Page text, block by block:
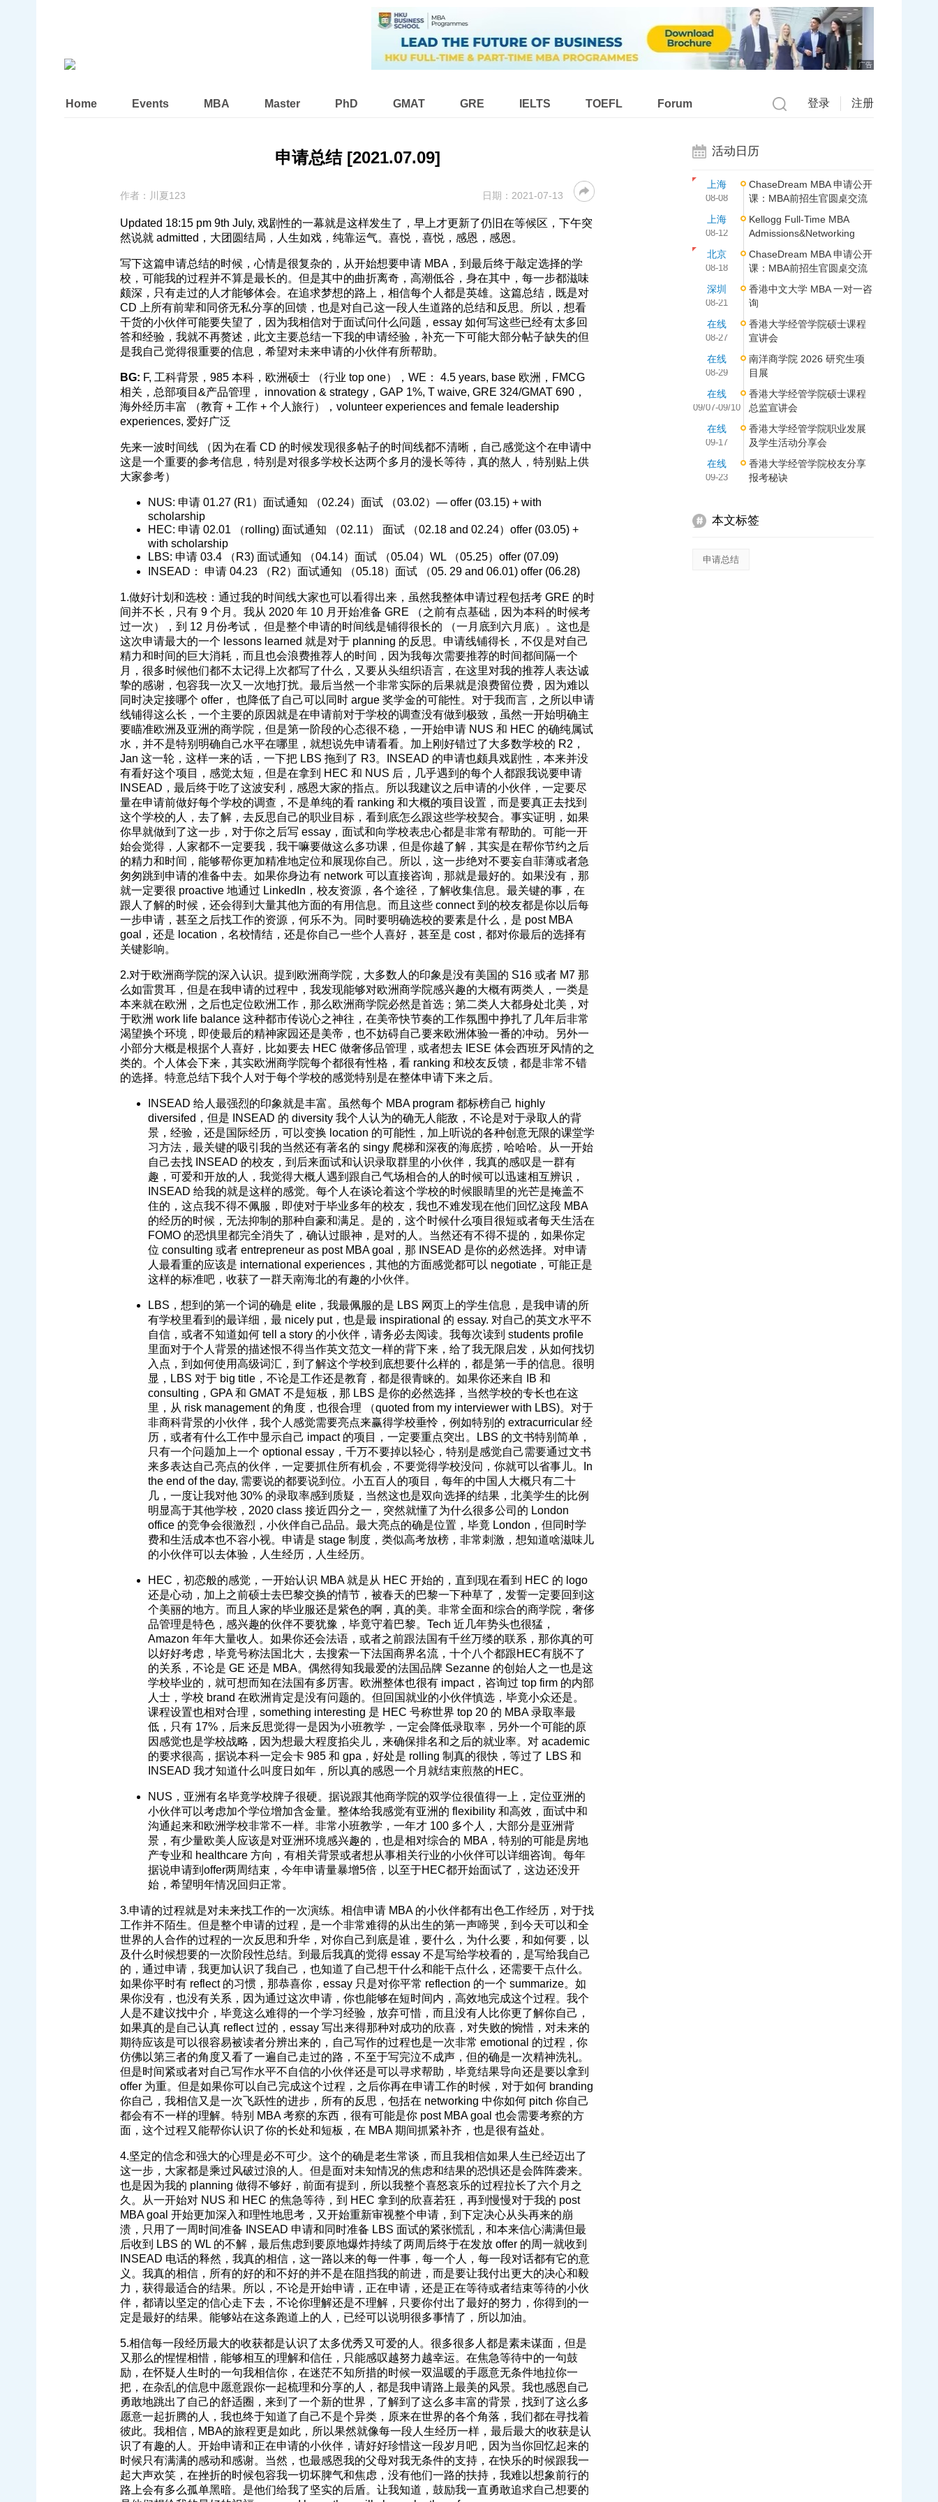
广告
Home Events MBA Master PhD GMAT GRE IELTS TOEFL Forum 登录 注册
申请总结 [2021.07.09]
作者： 川夏123 日期： 2021-07-13
Updated 18:15 pm 9th July, 戏剧性的一幕就是这样发生了，早上才更新了仍旧在等候区，下午突
然说就 admitted，大团圆结局，人生如戏，纯靠运气。喜悦，喜悦，感恩，感恩。
写下这篇申请总结的时候，心情是很复杂的，从开始想要申请 MBA，到最后终于敲定选择的学
校，可能我的过程并不算是最长的。但是其中的曲折离奇，高潮低谷，身在其中，每一步都滋味
颇深，只有走过的人才能够体会。在追求梦想的路上，相信每个人都是英雄。这篇总结，既是对
CD 上所有前辈和同侪无私分享的回馈，也是对自己这一段人生道路的总结和反思。所以，想看
干货的小伙伴可能要失望了，因为我相信对于面试问什么问题，essay 如何写这些已经有太多回
答和经验，我就不再赘述，此文主要总结一下我的申请经验，补充一下可能大部分帖子缺失的但
是我自己觉得很重要的信息，希望对未来申请的小伙伴有所帮助。
BG: F, 工科背景，985 本科，欧洲硕士 （行业 top one），WE： 4.5 years, base 欧洲，FMCG
相关，总部项目&产品管理， innovation & strategy，GAP 1%, T waive, GRE 324/GMAT 690，
海外经历丰富 （教育 + 工作 + 个人旅行），volunteer experiences and female leadership
experiences, 爱好广泛
先来一波时间线 （因为在看 CD 的时候发现很多帖子的时间线都不清晰，自己感觉这个在申请中
这是一个重要的参考信息，特别是对很多学校长达两个多月的漫长等待，真的熬人，特别贴上供
大家参考）
NUS: 申请 01.27 (R1）面试通知 （02.24）面试 （03.02）— offer (03.15) + with
scholarship
HEC: 申请 02.01 （rolling) 面试通知 （02.11） 面试 （02.18 and 02.24）offer (03.05) +
with scholarship
LBS: 申请 03.4 （R3) 面试通知 （04.14）面试 （05.04）WL （05.25）offer (07.09)
INSEAD： 申请 04.23 （R2）面试通知 （05.18）面试 （05. 29 and 06.01) offer (06.28)
1.做好计划和选校：通过我的时间线大家也可以看得出来，虽然我整体申请过程包括考 GRE 的时
间并不长，只有 9 个月。我从 2020 年 10 月开始准备 GRE （之前有点基础，因为本科的时候考
过一次），到 12 月份考试， 但是整个申请的时间线是铺得很长的 （一月底到六月底）。这也是
这次申请最大的一个 lessons learned 就是对于 planning 的反思。申请线铺得长，不仅是对自己
精力和时间的巨大消耗，而且也会浪费推荐人的时间，因为我每次需要推荐的时间都间隔一个
月，很多时候他们都不太记得上次都写了什么，又要从头组织语言，在这里对我的推荐人表达诚
挚的感谢，包容我一次又一次地打扰。最后当然一个非常实际的后果就是浪费留位费，因为难以
同时决定接哪个 offer， 也降低了自己可以同时 argue 奖学金的可能性。对于我而言，之所以申请
线铺得这么长，一个主要的原因就是在申请前对于学校的调查没有做到极致，虽然一开始明确主
要瞄准欧洲及亚洲的商学院，但是第一阶段的心态很不稳，一开始申请 NUS 和 HEC 的确纯属试
水，并不是特别明确自己水平在哪里，就想说先申请看看。加上刚好错过了大多数学校的 R2，
Jan 这一轮，这样一来的话，一下把 LBS 拖到了 R3。INSEAD 的申请也颇具戏剧性，本来并没
有看好这个项目，感觉太短，但是在拿到 HEC 和 NUS 后，几乎遇到的每个人都跟我说要申请
INSEAD，最后终于吃了这波安利，感恩大家的指点。所以我建议之后申请的小伙伴，一定要尽
量在申请前做好每个学校的调查，不是单纯的看 ranking 和大概的项目设置，而是要真正去找到
这个学校的人，去了解，去反思自己的职业目标，看到底怎么跟这些学校契合。事实证明，如果
你早就做到了这一步，对于你之后写 essay，面试和向学校表忠心都是非常有帮助的。可能一开
始会觉得，人家都不一定要我，我干嘛要做这么多功课，但是你越了解，其实是在帮你节约之后
的精力和时间，能够帮你更加精准地定位和展现你自己。所以，这一步绝对不要妄自菲薄或者急
匆匆跳到申请的准备中去。如果你身边有 network 可以直接咨询，那就是最好的。如果没有，那
就一定要很 proactive 地通过 LinkedIn，校友资源，各个途径，了解收集信息。最关键的事，在
跟人了解的时候，还会得到大量其他方面的有用信息。而且这些 connect 到的校友都是你以后每
一步申请，甚至之后找工作的资源，何乐不为。同时要明确选校的要素是什么，是 post MBA
goal，还是 location，名校情结，还是你自己一些个人喜好，甚至是 cost，都对你最后的选择有
关键影响。
2.对于欧洲商学院的深入认识。提到欧洲商学院，大多数人的印象是没有美国的 S16 或者 M7 那
么如雷贯耳，但是在我申请的过程中，我发现能够对欧洲商学院感兴趣的大概有两类人，一类是
本来就在欧洲，之后也定位欧洲工作，那么欧洲商学院必然是首选；第二类人大都身处北美，对
于欧洲 work life balance 这种都市传说心之神往，在美帝快节奏的工作氛围中挣扎了几年后非常
渴望换个环境，即使最后的精神家园还是美帝，也不妨碍自己要来欧洲体验一番的冲动。另外一
小部分大概是根据个人喜好，比如要去 HEC 做奢侈品管理，或者想去 IESE 体会西班牙风情的之
类的。个人体会下来，其实欧洲商学院每个都很有性格，看 ranking 和校友反馈，都是非常不错
的选择。特意总结下我个人对于每个学校的感觉特别是在整体申请下来之后。
INSEAD 给人最强烈的印象就是丰富。虽然每个 MBA program 都标榜自己 highly
diversifed，但是 INSEAD 的 diversity 我个人认为的确无人能敌，不论是对于录取人的背
景，经验，还是国际经历，可以变换 location 的可能性，加上听说的各种创意无限的课堂学
习方法，最关键的吸引我的当然还有著名的 singy 爬梯和深夜的海底捞，哈哈哈。从一开始
自己去找 INSEAD 的校友，到后来面试和认识录取群里的小伙伴，我真的感叹是一群有
趣，可爱和开放的人，我觉得大概人遇到跟自己气场相合的人的时候可以迅速相互辨识，
INSEAD 给我的就是这样的感觉。每个人在谈论着这个学校的时候眼睛里的光芒是掩盖不
住的，这点我不得不佩服，即使对于毕业多年的校友，我也不难发现在他们回忆这段 MBA
的经历的时候，无法抑制的那种自豪和满足。是的，这个时候什么项目很短或者每天生活在
FOMO 的恐惧里都完全消失了，确认过眼神，是对的人。当然还有不得不提的，如果你定
位 consulting 或者 entrepreneur as post MBA goal，那 INSEAD 是你的必然选择。对申请
人最看重的应该是 international experiences，其他的方面感觉都可以 negotiate，可能正是
这样的标准吧，收获了一群天南海北的有趣的小伙伴。
LBS，想到的第一个词的确是 elite，我最佩服的是 LBS 网页上的学生信息，是我申请的所
有学校里看到的最详细，最 nicely put，也是最 inspirational 的 essay. 对自己的英文水平不
自信，或者不知道如何 tell a story 的小伙伴，请务必去阅读。我每次读到 students profile
里面对于个人背景的描述恨不得当作英文范文一样的背下来，给了我无限启发，从如何找切
入点，到如何使用高级词汇，到了解这个学校到底想要什么样的，都是第一手的信息。很明
显，LBS 对于 big title，不论是工作还是教育，都是很青睐的。如果你还来自 IB 和
consulting，GPA 和 GMAT 不是短板，那 LBS 是你的必然选择，当然学校的专长也在这
里，从 risk management 的角度，也很合理 （quoted from my interviewer with LBS)。对于
非商科背景的小伙伴，我个人感觉需要亮点来赢得学校垂怜，例如特别的 extracurricular 经
历，或者有什么工作中显示自己 impact 的项目，一定要重点突出。LBS 的文书特别简单，
只有一个问题加上一个 optional essay，千万不要掉以轻心，特别是感觉自己需要通过文书
来多表达自己亮点的伙伴，一定要抓住所有机会，不要觉得学校没问，你就可以省事儿。In
the end of the day, 需要说的都要说到位。小五百人的项目，每年的中国人大概只有二十
几，一度让我对他 30% 的录取率感到质疑，当然这也是双向选择的结果，北美学生的比例
明显高于其他学校，2020 class 接近四分之一，突然就懂了为什么很多公司的 London
office 的竞争会很激烈，小伙伴自己品品。最大亮点的确是位置，毕竟 London，但同时学
费和生活成本也不容小视。申请是 stage 制度，类似高考放榜，非常刺激，想知道啥滋味儿
的小伙伴可以去体验，人生经历，人生经历。
HEC，初恋般的感觉，一开始认识 MBA 就是从 HEC 开始的，直到现在看到 HEC 的 logo
还是心动，加上之前硕士去巴黎交换的情节，被春天的巴黎一下种草了，发誓一定要回到这
个美丽的地方。而且人家的毕业服还是紫色的啊，真的美。非常全面和综合的商学院，奢侈
品管理是特色，感兴趣的伙伴不要犹豫，毕竟守着巴黎。Tech 近几年势头也很猛，
Amazon 年年大量收人。如果你还会法语，或者之前跟法国有千丝万缕的联系，那你真的可
以好好考虑，毕竟号称法国北大，去搜索一下法国商界名流，十个八个都跟HEC有脱不了
的关系，不论是 GE 还是 MBA。偶然得知我最爱的法国品牌 Sezanne 的创始人之一也是这
学校毕业的，就可想而知在法国有多厉害。欧洲整体也很有 impact，咨询过 top firm 的内部
人士，学校 brand 在欧洲肯定是没有问题的。但回国就业的小伙伴慎选，毕竟小众还是。
课程设置也相对合理，something interesting 是 HEC 号称世界 top 20 的 MBA 录取率最
低，只有 17%，后来反思觉得一是因为小班教学，一定会降低录取率，另外一个可能的原
因感觉也是学校战略，因为想最大程度掐尖儿，来确保排名和之后的就业率。对 academic
的要求很高，据说本科一定会卡 985 和 gpa，好处是 rolling 制真的很快，等过了 LBS 和
INSEAD 我才知道什么叫度日如年，所以真的感恩一个月就结束煎熬的HEC。
NUS，亚洲有名毕竟学校牌子很硬。据说跟其他商学院的双学位很值得一上，定位亚洲的
小伙伴可以考虑加个学位增加含金量。整体给我感觉有亚洲的 flexibility 和高效，面试中和
沟通起来和欧洲学校非常不一样。非常小班教学，一年才 100 多个人，大部分是亚洲背
景，有少量欧美人应该是对亚洲环境感兴趣的，也是相对综合的 MBA，特别的可能是房地
产专业和 healthcare 方向，有相关背景或者想从事相关行业的小伙伴可以详细咨询。每年
据说申请到offer两周结束，今年申请量暴增5倍，以至于HEC都开始面试了，这边还没开
始，希望明年情况回归正常。
3.申请的过程就是对未来找工作的一次演练。相信申请 MBA 的小伙伴都有出色工作经历，对于找
工作并不陌生。但是整个申请的过程，是一个非常难得的从出生的第一声啼哭，到今天可以和全
世界的人合作的过程的一次反思和升华，对你自己到底是谁，要什么，为什么要，和如何要，以
及什么时候想要的一次阶段性总结。到最后我真的觉得 essay 不是写给学校看的，是写给我自己
的，通过申请，我更加认识了我自己，也知道了自己想干什么和能干点什么，还需要干点什么。
如果你平时有 reflect 的习惯，那恭喜你，essay 只是对你平常 reflection 的一个 summarize。如
果你没有，也没有关系，因为通过这次申请，你也能够在短时间内，高效地完成这个过程。我个
人是不建议找中介，毕竟这么难得的一个学习经验，放弃可惜，而且没有人比你更了解你自己，
如果真的是自己认真 reflect 过的，essay 写出来得那种对成功的欣喜，对失败的惋惜，对未来的
期待应该是可以很容易被读者分辨出来的，自己写作的过程也是一次非常 emotional 的过程，你
仿佛以第三者的角度又看了一遍自己走过的路，不至于写完泣不成声，但的确是一次精神洗礼。
但是时间紧或者对自己写作水平不自信的小伙伴还是可以寻求帮助，毕竟结果导向还是要以拿到
offer 为重。但是如果你可以自己完成这个过程，之后你再在申请工作的时候，对于如何 branding
你自己，我相信又是一次飞跃性的进步，所有的反思，包括在 networking 中你如何 pitch 你自己
都会有不一样的理解。特别 MBA 考察的东西，很有可能是你 post MBA goal 也会需要考察的方
面，这个过程又能帮你认识了你的长处和短板，在 MBA 期间抓紧补齐，也是很有益处。
4.坚定的信念和强大的心理是必不可少。这个的确是老生常谈，而且我相信如果人生已经迈出了
这一步，大家都是乘过风破过浪的人。但是面对未知情况的焦虑和结果的恐惧还是会阵阵袭来。
也是因为我的 planning 做得不够好，前面有提到，所以我整个喜怒哀乐的过程拉长了六个月之
久。从一开始对 NUS 和 HEC 的焦急等待，到 HEC 拿到的欣喜若狂，再到慢慢对于我的 post
MBA goal 开始更加深入和理性地思考，又开始重新审视整个申请，到下定决心从头再来的崩
溃，只用了一周时间准备 INSEAD 申请和同时准备 LBS 面试的紧张慌乱，和本来信心满满但最
后收到 LBS 的 WL 的不解，最后焦虑到要原地爆炸持续了两周后终于在发放 offer 的周一就收到
INSEAD 电话的释然，我真的相信，这一路以来的每一件事，每一个人，每一段对话都有它的意
义。我真的相信，所有的好的和不好的并不是在阻挡我的前进，而是要让我付出更大的决心和毅
力，获得最适合的结果。所以，不论是开始申请，正在申请，还是正在等待或者结束等待的小伙
伴，都请以坚定的信心走下去，不论你理解还是不理解，只要你付出了最好的努力，你得到的一
定是最好的结果。能够站在这条跑道上的人，已经可以说明很多事情了，所以加油。
5.相信每一段经历最大的收获都是认识了太多优秀又可爱的人。很多很多人都是素未谋面，但是
又那么的惺惺相惜，能够相互的理解和信任，只能感叹越努力越幸运。在焦急等待中的一句鼓
励，在怀疑人生时的一句我相信你，在迷茫不知所措的时候一双温暖的手愿意无条件地拉你一
把，在杂乱的信息中愿意跟你一起梳理和分享的人，都是我申请路上最美的风景。我也感恩自己
勇敢地跳出了自己的舒适圈，来到了一个新的世界，了解到了这么多丰富的背景，找到了这么多
愿意一起折腾的人，我也终于知道了自己不是个异类，原来在世界的各个角落，我们都在寻找着
彼此。我相信，MBA的旅程更是如此，所以果然就像每一段人生经历一样，最后最大的收获是认
识了有趣的人。开始申请和正在申请的小伙伴，请好好珍惜这一段岁月吧，因为当你回忆起来的
时候只有满满的感动和感谢。当然，也最感恩我的父母对我无条件的支持，在快乐的时候跟我一
起大声欢笑，在挫折的时候包容我一切坏脾气和焦虑，没有他们一路的扶持，我难以想象前行的
路上会有多么孤单黑暗。是他们给我了坚实的后盾。让我知道，鼓励我一直勇敢追求自己想要的
活动日历
上海
08-08
ChaseDream MBA 申请公开
课：MBA前招生官圆桌交流
上海
08-12
Kellogg Full-Time MBA
Admissions&Networking
北京
08-18
ChaseDream MBA 申请公开
课：MBA前招生官圆桌交流
深圳
08-21
香港中文大学 MBA 一对一咨
询
在线
08-27
香港大学经管学院硕士课程
宣讲会
在线
08-29
南洋商学院 2026 研究生项
目展
在线
09/07-09/10
香港大学经管学院硕士课程
总监宣讲会
在线
09-17
香港大学经管学院职业发展
及学生活动分享会
在线
09-23
香港大学经管学院校友分享
报考秘诀
本文标签
申请总结